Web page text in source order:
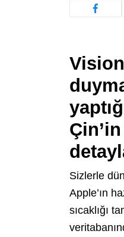
Sizlerle
Apple’ın
sıcaklığı